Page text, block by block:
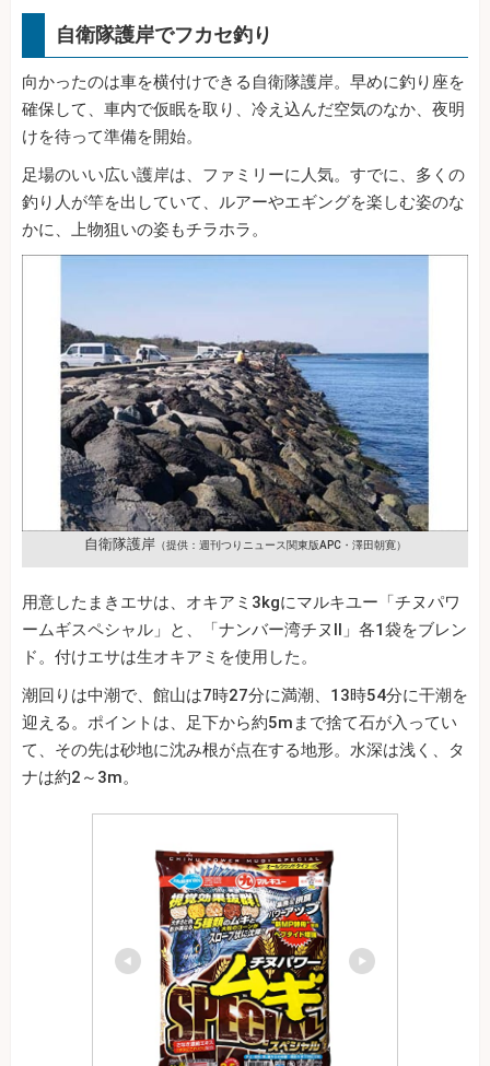
自衛隊護岸でフカセ釣り
向かったのは車を横付けできる自衛隊護岸。早めに釣り座を
確保して、車内で仮眠を取り、冷え込んだ空気のなか、夜明
けを待って準備を開始。
足場のいい広い護岸は、ファミリーに人気。すでに、多くの
釣り人が竿を出していて、ルアーやエギングを楽しむ姿のな
かに、上物狙いの姿もチラホラ。
自衛隊護岸（提供：週刊つりニュース関東版APC・澤田朝寛）
用意したまきエサは、オキアミ3kgにマルキユー「チヌパワ
ームギスペシャル」と、「ナンバー湾チヌⅡ」各1袋をブレン
ド。付けエサは生オキアミを使用した。
潮回りは中潮で、館山は7時27分に満潮、13時54分に干潮を
迎える。ポイントは、足下から約5mまで捨て石が入ってい
て、その先は砂地に沈み根が点在する地形。水深は浅く、タ
ナは約2～3m。